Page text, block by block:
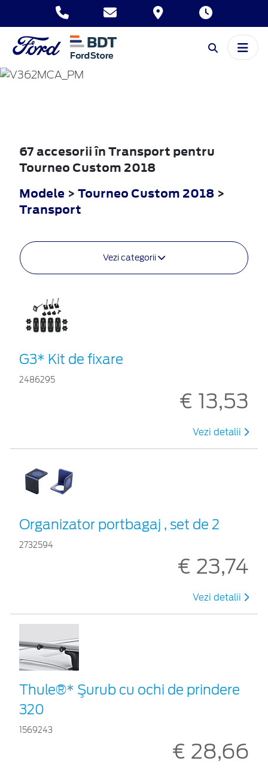
TOURNEO
CUSTOM
67 accesorii în Transport pentru
Tourneo Custom 2018
Modele > Tourneo Custom 2018 >
Transport
Vezi categorii
G3* Kit de fixare
2486295
€ 13,53
Vezi detalii
Organizator portbagaj , set de 2
2732594
€ 23,74
Vezi detalii
Thule®* Şurub cu ochi de prindere
320
1569243
€ 28,66